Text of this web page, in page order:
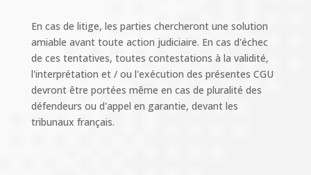
En cas de litige, les parties chercheront une solution
amiable avant toute action judiciaire. En cas d'échec
de ces tentatives, toutes contestations à la validité,
l'interprétation et / ou l'exécution des présentes CGU
devront être portées même en cas de pluralité des
défendeurs ou d'appel en garantie, devant les
tribunaux français.